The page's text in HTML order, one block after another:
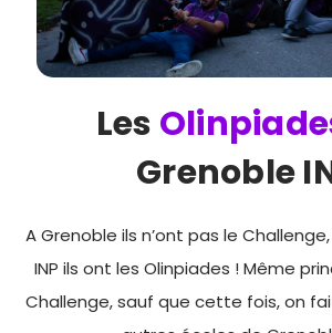
Les
Grenoble
A Grenoble ils n’ont pas le
INP ils ont les Olinpiades ! Même
Challenge, sauf que cette fois, on